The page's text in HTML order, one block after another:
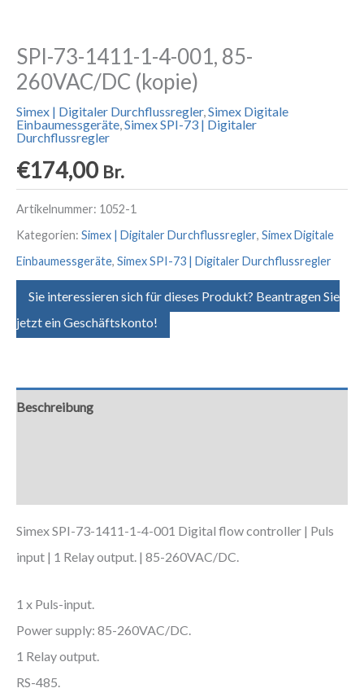
SPI-73-1411-1-4-001, 85-
260VAC/DC (kopie)
Simex | Digitaler Durchflussregler,Simex Digitale
Einbaumessgeräte,Simex SPI-73 | Digitaler
Durchflussregler
€174,00 Br.
Artikelnummer: 1052-1
Kategorien: Simex | Digitaler Durchflussregler, Simex Digitale
Einbaumessgeräte, Simex SPI-73 | Digitaler Durchflussregler
Sie interessieren sich für dieses Produkt? Beantragen Sie
jetzt ein Geschäftskonto!
Beschreibung
Simex SPI-73-1411-1-4-001 Digital flow controller | Puls
input | 1 Relay output. | 85-260VAC/DC.
1 x Puls-input.
Power supply: 85-260VAC/DC.
1 Relay output.
RS-485.